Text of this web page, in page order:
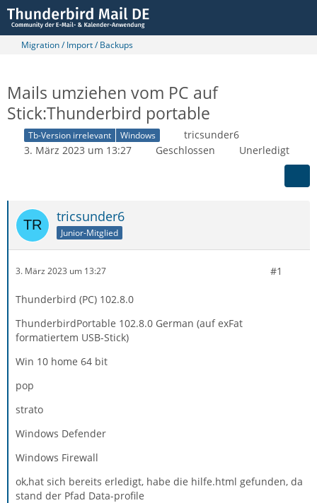
Migration / Import / Backups
Mails umziehen vom PC auf
Stick:Thunderbird portable
Tb-Version irrelevant Windows
tricsunder6
3. März 2023 um 13:27
Geschlossen Unerledigt
tricsunder6
Junior-Mitglied
3. März 2023 um 13:27 #1
Thunderbird (PC) 102.8.0
ThunderbirdPortable 102.8.0 German (auf exFat
formatiertem USB-Stick)
Win 10 home 64 bit
pop
strato
Windows Defender
Windows Firewall
ok,hat sich bereits erledigt, habe die hilfe.html gefunden, da
stand der Pfad Data-profile